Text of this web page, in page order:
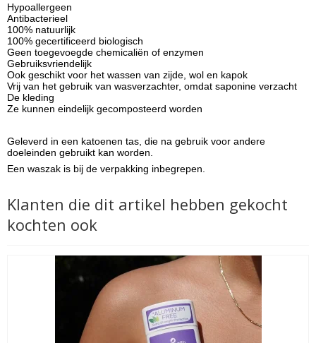
Hypoallergeen
Antibacterieel
100% natuurlijk
100% gecertificeerd biologisch
Geen toegevoegde chemicaliën of enzymen
Gebruiksvriendelijk
Ook geschikt voor het wassen van zijde, wol en kapok
Vrij van het gebruik van wasverzachter, omdat saponine verzacht
De kleding
Ze kunnen eindelijk gecomposteerd worden
Geleverd in een katoenen tas, die na gebruik voor andere
doeleinden gebruikt kan worden.
Een waszak is bij de verpakking inbegrepen.
Klanten die dit artikel hebben gekocht
kochten ook